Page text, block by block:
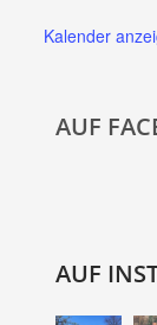
Kalender
AUF
AUF